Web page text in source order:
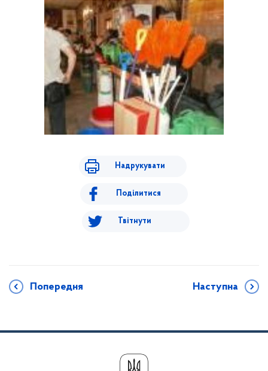
Надрукувати
Поділитися
Твітнути
Попередня Наступна